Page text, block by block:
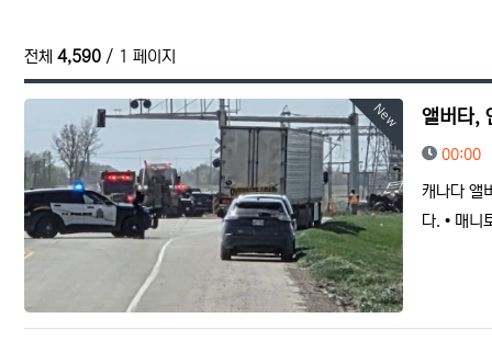
전체 4,590 / 1 페이지
New 앨버타,
등록일
00:00
캐나다 앨
다. • 매니